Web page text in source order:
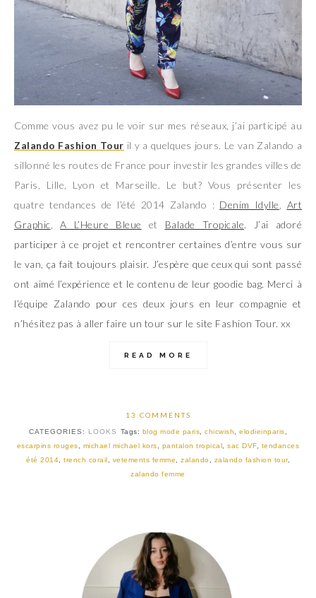
Comme vous avez pu le voir sur mes réseaux, j’ai participé au
Zalando Fashion Tour il y a quelques jours. Le van Zalando a
sillonné les routes de France pour investir les grandes villes de
Paris, Lille, Lyon et Marseille. Le but? Vous présenter les
quatre tendances de l’été 2014 Zalando : Denim Idylle
Art
Graphic
A L’Heure Bleue et Balade Tropicale. J’ai adoré
participer à ce projet et rencontrer certaines d’entre vous sur
le van, ça fait toujours plaisir. J’espère que ceux qui sont passé
ont aimé l’expérience et le contenu de leur goodie bag. Merci à
l’équipe Zalando pour ces deux jours en leur compagnie et
n’hésitez pas à aller faire un tour sur le site Fashion Tour. xx
READ MORE
13 COMMENTS
CATEGORIES: LOOKS Tags: blog mode paris ,chicwish ,elodieinparis
escarpins rouges
michael michael kors pantalon tropical ,sac DVF, tendances
été 2014
trench corail vetements femme zalando zalando fashion tour,
zalando femme